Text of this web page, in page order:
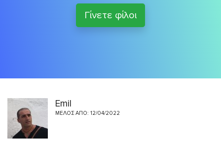
Γίνετε φίλοι
Emil
ΜΈΛΟΣ ΑΠΌ: 12/04/2022